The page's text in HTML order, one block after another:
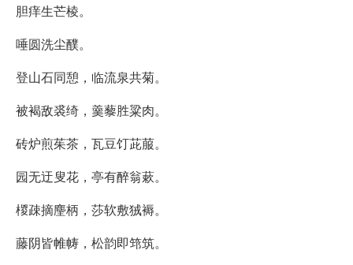
胆痒生芒棱。
唾圆洗尘醭。
登山石同憩，临流泉共菊。
被褐敌裘绮，羹藜胜粱肉。
砖炉煎茱茶，瓦豆饤茈菔。
园无迂叟花，亭有醉翁蔌。
椶疎摘麈柄，莎软敷狨褥。
藤阴皆帷帱，松韵即筇筑。